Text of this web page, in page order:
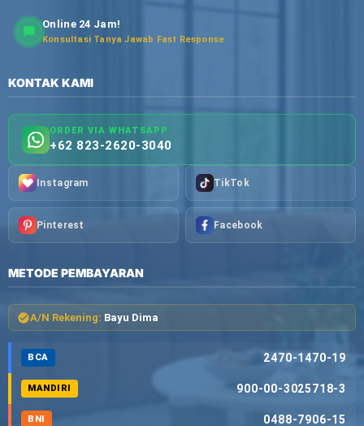
Online 24 Jam!
Konsultasi Tanya Jawab Fast Response
KONTAK KAMI
ORDER VIA WHATSAPP
+62 823-2620-3040
Instagram TikTok
Pinterest Facebook
METODE PEMBAYARAN
A/N Rekening: Bayu Dima
BCA 2470-1470-19
MANDIRI 900-00-3025718-3
BNI 0488-7906-15